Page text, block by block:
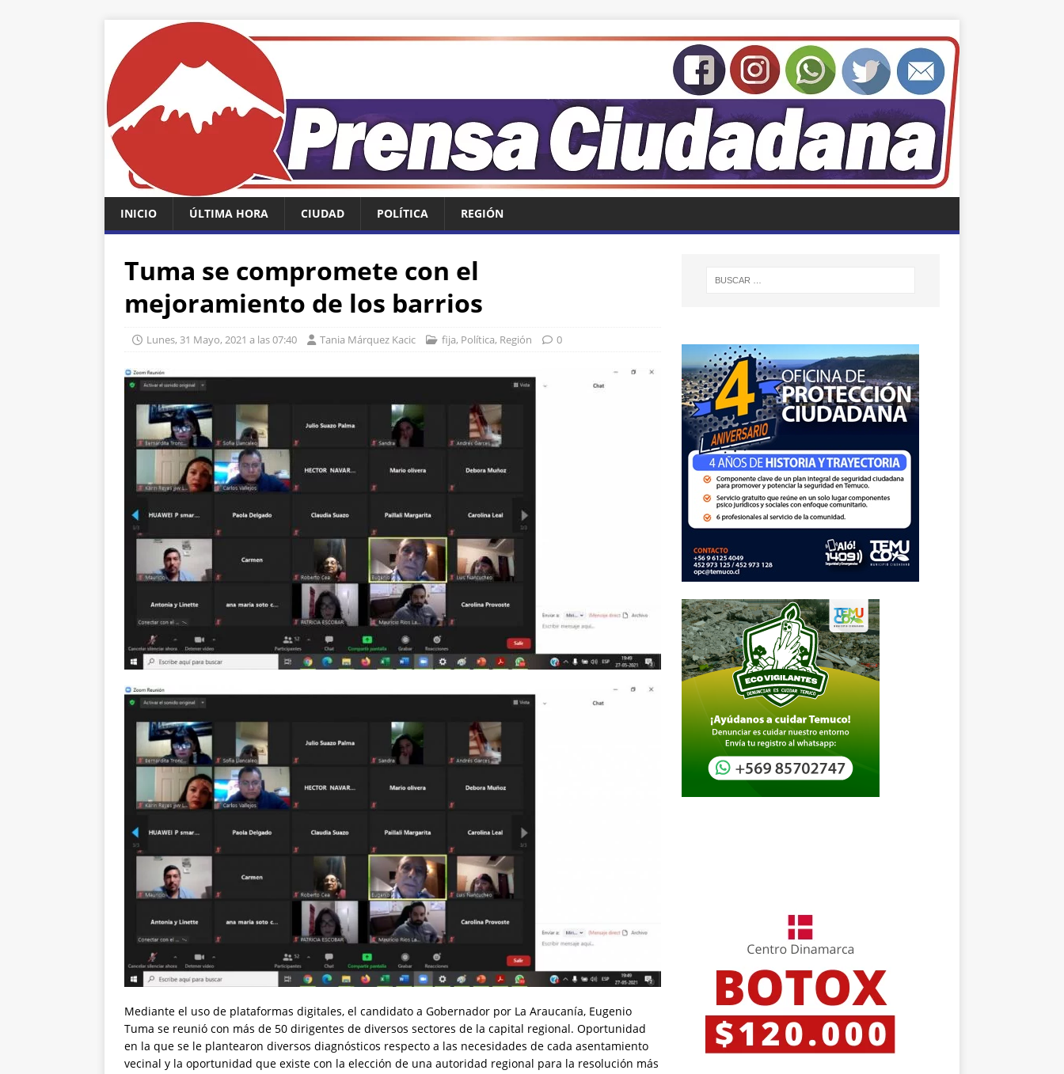
INICIO ÚLTIMA HORA CIUDAD POLÍTICA REGIÓN
Tuma se compromete con el
mejoramiento de los barrios
Lunes, 31 Mayo, 2021 a las 07:40 Tania Márquez Kacic fija, Política, Región 0
Mediante el uso de plataformas digitales, el candidato a Gobernador por La Araucanía, Eugenio
Tuma se reunió con más de 50 dirigentes de diversos sectores de la capital regional. Oportunidad
en la que se le plantearon diversos diagnósticos respecto a las necesidades de cada asentamiento
vecinal y la oportunidad que existe con la elección de una autoridad regional para la resolución más